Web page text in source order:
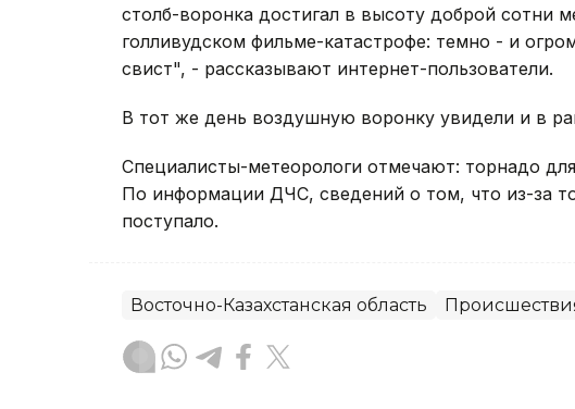
столб-воронка достигал в высоту доброй сотни
голливудском фильме-катастрофе: темно - и
свист", - рассказывают интернет-пользователи.
В тот же день воздушную воронку увидели и в
Специалисты-метеорологи отмечают: торнадо
По информации ДЧС, сведений о том, что из-за
поступало.
Восточно-Казахстанская область